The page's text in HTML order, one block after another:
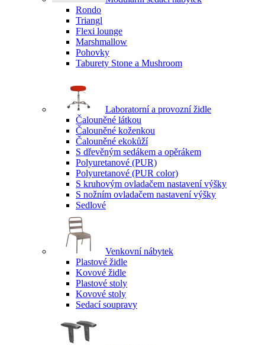
Rondo
Triangl
Flexi lounge
Marshmallow
Pohovky
Taburety Stone a Mushroom
Laboratorní a provozní židle
Čalouněné látkou
Čalouněné koženkou
Čalouněné ekokůží
S dřevěným sedákem a opěrákem
Polyuretanové (PUR)
Polyuretanové (PUR color)
S kruhovým ovladačem nastavení výšky
S nožním ovladačem nastavení výšky
Sedlové
Venkovní nábytek
Plastové židle
Kovové židle
Plastové stoly
Kovové stoly
Sedací soupravy